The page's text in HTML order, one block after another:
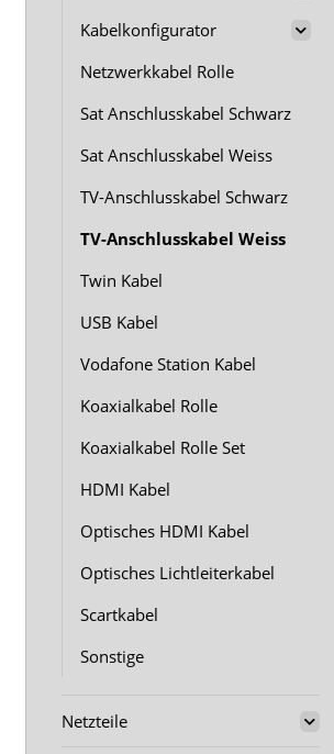
Kabelkonfigurator
Netzwerkkabel Rolle
Sat Anschlusskabel Schwarz
Sat Anschlusskabel Weiss
TV-Anschlusskabel Schwarz
TV-Anschlusskabel Weiss
Twin Kabel
USB Kabel
Vodafone Station Kabel
Koaxialkabel Rolle
Koaxialkabel Rolle Set
HDMI Kabel
Optisches HDMI Kabel
Optisches Lichtleiterkabel
Scartkabel
Sonstige
Netzteile